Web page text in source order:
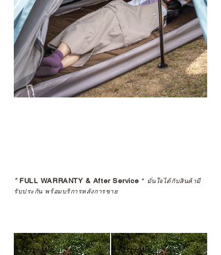
*FULL WARRANTY & After Service * มั่นใจได้กับสินค้ามี
รับประกัน พร้อมบริการหลังการขาย